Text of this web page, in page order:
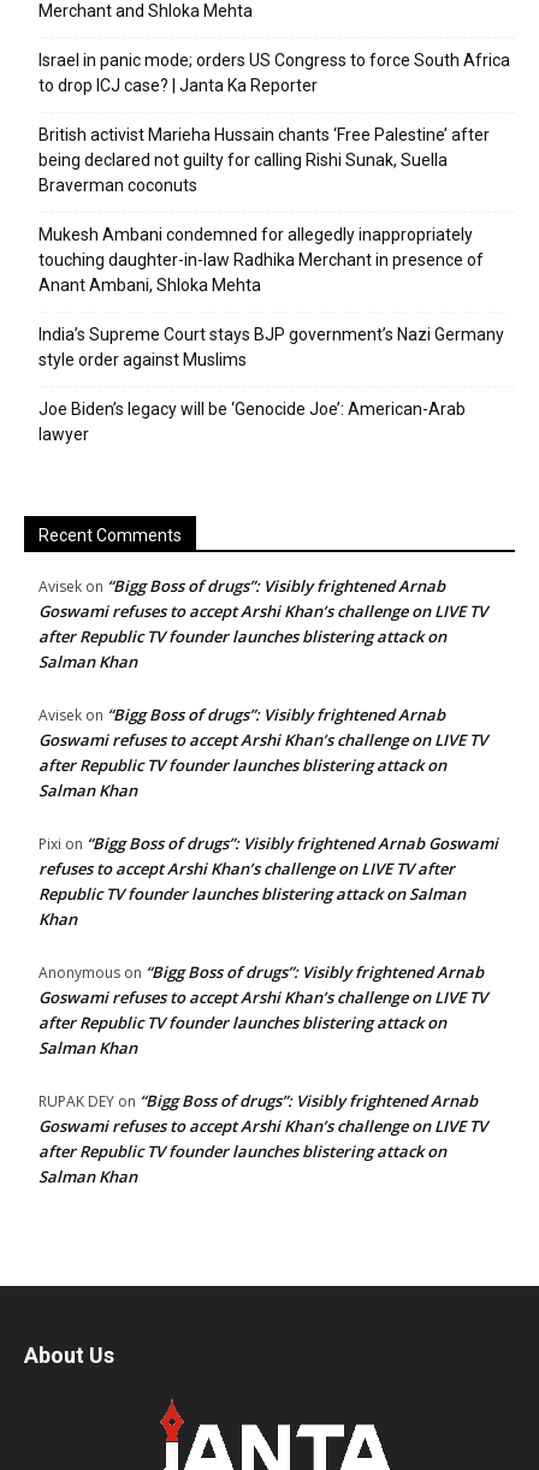
Merchant and Shloka Mehta
Israel in panic mode; orders US Congress to force South Africa
to drop ICJ case? | Janta Ka Reporter
British activist Marieha Hussain chants ‘Free Palestine’ after
being declared not guilty for calling Rishi Sunak, Suella
Braverman coconuts
Mukesh Ambani condemned for allegedly inappropriately
touching daughter-in-law Radhika Merchant in presence of
Anant Ambani, Shloka Mehta
India’s Supreme Court stays BJP government’s Nazi Germany
style order against Muslims
Joe Biden’s legacy will be ‘Genocide Joe’: American-Arab
lawyer
Recent Comments
Avisek on “Bigg Boss of drugs”: Visibly frightened Arnab
Goswami refuses to accept Arshi Khan’s challenge on LIVE TV
after Republic TV founder launches blistering attack on
Salman Khan
Avisek on “Bigg Boss of drugs”: Visibly frightened Arnab
Goswami refuses to accept Arshi Khan’s challenge on LIVE TV
after Republic TV founder launches blistering attack on
Salman Khan
Pixi on “Bigg Boss of drugs”: Visibly frightened Arnab Goswami
refuses to accept Arshi Khan’s challenge on LIVE TV after
Republic TV founder launches blistering attack on Salman
Khan
Anonymous on “Bigg Boss of drugs”: Visibly frightened Arnab
Goswami refuses to accept Arshi Khan’s challenge on LIVE TV
after Republic TV founder launches blistering attack on
Salman Khan
RUPAK DEY on “Bigg Boss of drugs”: Visibly frightened Arnab
Goswami refuses to accept Arshi Khan’s challenge on LIVE TV
after Republic TV founder launches blistering attack on
Salman Khan
About Us